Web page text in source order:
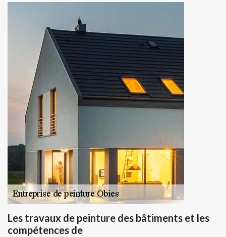
Les travaux de peinture des bâtiments et les
compétences de